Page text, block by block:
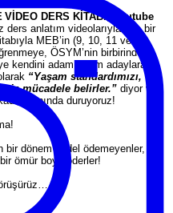
VİDEO DERS KİTABI
Youtube
ders anlatım videolarıyla bire bir
MEB’in (9, 10, 11 ve 12.
ÖSYM’nin birbirinden
kendini adamış tüm adaylara
“Yaşam standardımızı,
mücadele belirler.” diyor ve
yanında duruyoruz!
dönem bedel ödemeyenler,
ömür boyu öderler!